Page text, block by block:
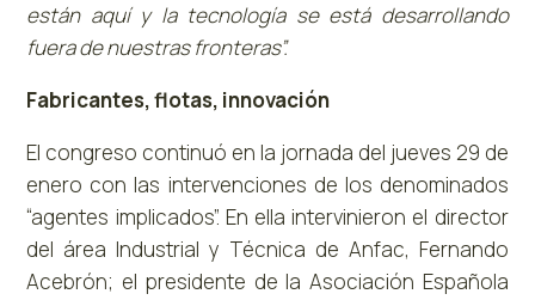
están aquí y la tecnología se está desarrollando
fuera de nuestras fronteras”.
Fabricantes, flotas, innovación
El congreso continuó en la jornada del jueves 29 de
enero con las intervenciones de los denominados
“agentes implicados”. En ella intervinieron el director
del área Industrial y Técnica de Anfac, Fernando
Acebrón; el presidente de la Asociación Española